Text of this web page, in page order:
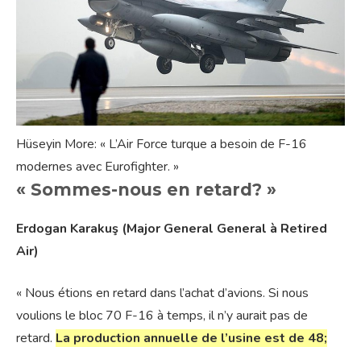
Hüseyin More: « L’Air Force turque a besoin de F-16
modernes avec Eurofighter. »
« Sommes-nous en retard? »
Erdogan Karakuş (Major General General à Retired
Air)
« Nous étions en retard dans l’achat d’avions. Si nous
voulions le bloc 70 F-16 à temps, il n’y aurait pas de
retard. La production annuelle de l’usine est de 48;